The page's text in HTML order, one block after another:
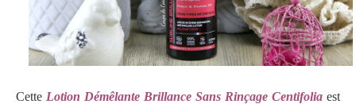
Cette Lotion Démêlante Brillance Sans Rinçage Centifolia est